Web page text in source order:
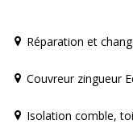
Réparation et
Couvreur zingueur
Isolation comble,